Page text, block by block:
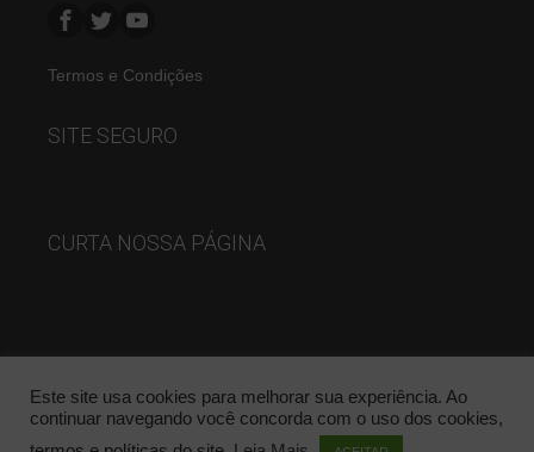
Termos e Condições
SITE SEGURO
CURTA NOSSA PÁGINA
Este site usa cookies para melhorar sua experiência. Ao
continuar navegando você concorda com o uso dos cookies,